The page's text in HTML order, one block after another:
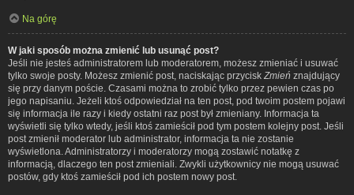
Na górę
W jaki sposób można zmienić lub usunąć post?
Jeśli nie jesteś administratorem lub moderatorem, możesz zmieniać i usuwać
tylko swoje posty. Możesz zmienić post, naciskając przycisk Zmień znajdujący
się przy danym poście. Czasami można to zrobić tylko przez pewien czas po
jego napisaniu. Jeżeli ktoś odpowiedział na ten post, pod twoim postem pojawi
się informacja ile razy i kiedy ostatni raz post był zmieniany. Informacja ta
wyświetli się tylko wtedy, jeśli ktoś zamieścił pod tym postem kolejny post. Jeśli
post zmienił moderator lub administrator, informacja ta nie zostanie
wyświetlona. Administratorzy i moderatorzy mogą zostawić notatkę z
informacją, dlaczego ten post zmieniali. Zwykli użytkownicy nie mogą usuwać
postów, gdy ktoś zamieścił pod ich postem nowy post.